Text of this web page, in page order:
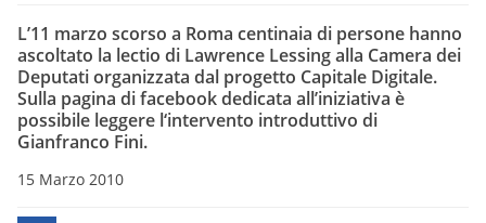
L’11 marzo scorso a Roma centinaia di persone hanno
ascoltato la lectio di Lawrence Lessing alla Camera dei
Deputati organizzata dal progetto Capitale Digitale.
Sulla pagina di facebook dedicata all’iniziativa è
possibile leggere l‘intervento introduttivo di
Gianfranco Fini.
15 Marzo 2010